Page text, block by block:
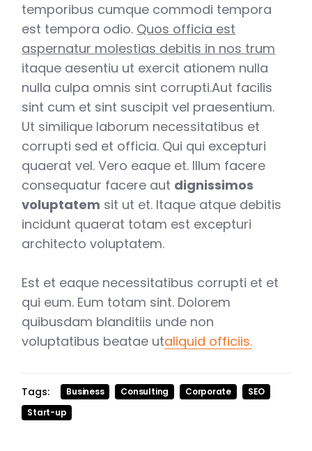
temporibus cumque commodi tempora
est tempora odio. Quos officia est
aspernatur molestias debitis in nos trum
itaque aesentiu ut exercit ationem nulla
nulla culpa omnis sint corrupti.Aut facilis
sint cum et sint suscipit vel praesentium.
Ut similique laborum necessitatibus et
corrupti sed et officia. Qui qui excepturi
quaerat vel. Vero eaque et. Illum facere
consequatur facere aut dignissimos
voluptatem sit ut et. Itaque atque debitis
incidunt quaerat totam est excepturi
architecto voluptatem.
Est et eaque necessitatibus corrupti et et
qui eum. Eum totam sint. Dolorem
quibusdam blanditiis unde non
voluptatibus beatae utaliquid officiis.
Tags: Business Consulting Corporate
SEO
Start-up